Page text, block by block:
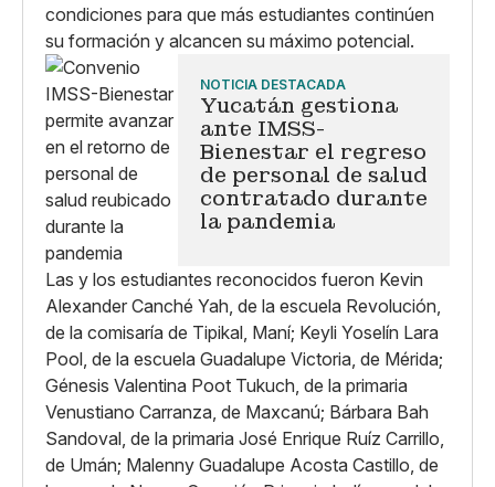
condiciones para que más estudiantes continúen
su formación y alcancen su máximo potencial.
NOTICIA DESTACADA
Yucatán gestiona
ante IMSS-
Bienestar el regreso
de personal de salud
contratado durante
la pandemia
Las y los estudiantes reconocidos fueron Kevin
Alexander Canché Yah, de la escuela Revolución,
de la comisaría de Tipikal, Maní; Keyli Yoselín Lara
Pool, de la escuela Guadalupe Victoria, de Mérida;
Génesis Valentina Poot Tukuch, de la primaria
Venustiano Carranza, de Maxcanú; Bárbara Bah
Sandoval, de la primaria José Enrique Ruíz Carrillo,
de Umán; Malenny Guadalupe Acosta Castillo, de